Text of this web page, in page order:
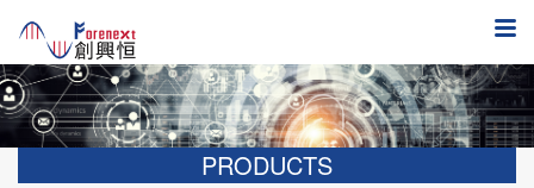
PRODUCTS